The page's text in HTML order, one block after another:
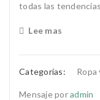
todas las
Lee mas
Categorías: Ropa
Mensaje poradmin